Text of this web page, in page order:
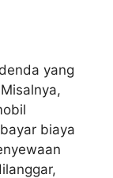
yang
biaya